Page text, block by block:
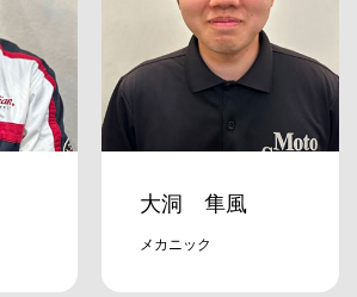
大洞 隼風
メカニック